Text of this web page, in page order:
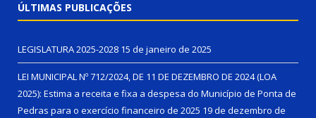
ÚLTIMAS PUBLICAÇÕES
LEGISLATURA 2025-2028 15 de janeiro de 2025
LEI MUNICIPAL Nº 712/2024, DE 11 DE DEZEMBRO DE 2024 (LOA
2025): Estima a receita e fixa a despesa do Município de Ponta de
Pedras para o exercício financeiro de 2025 19 de dezembro de